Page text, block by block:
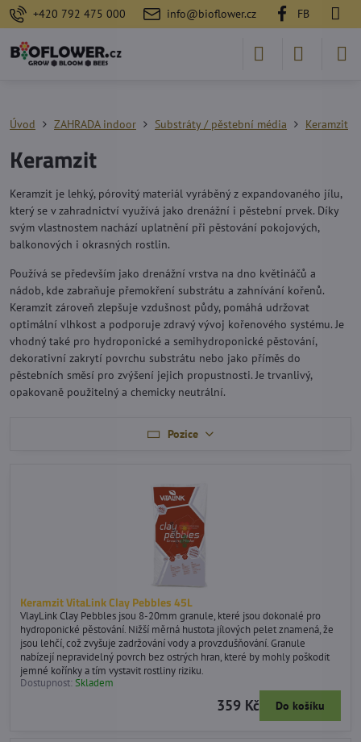
+420 792 475 000 info@bioflower.cz FB
Úvod ZAHRADA indoor Substráty / pěstební média Keramzit
Keramzit
Keramzit je lehký, pórovitý materiál vyráběný z expandovaného jílu,
který se v zahradnictví využívá jako drenážní i pěstební prvek. Díky
svým vlastnostem nachází uplatnění při pěstování pokojových,
balkonových i okrasných rostlin.
Používá se především jako drenážní vrstva na dno květináčů a
nádob, kde zabraňuje přemokření substrátu a zahnívání kořenů.
Keramzit zároveň zlepšuje vzdušnost půdy, pomáhá udržovat
optimální vlhkost a podporuje zdravý vývoj kořenového systému. Je
vhodný také pro hydroponické a semihydroponické pěstování,
dekorativní zakrytí povrchu substrátu nebo jako příměs do
pěstebních směsí pro zvýšení jejich propustnosti. Je trvanlivý,
opakovaně použitelný a chemicky neutrální.
Pozice
Keramzit VitaLink Clay Pebbles 45L
VlayLink Clay Pebbles jsou 8-20mm granule, které jsou dokonalé pro
hydroponické pěstování. Nižší měrná hustota jílových pelet znamená, že
jsou lehčí, což zvyšuje zadržování vody a provzdušňování. Granule
nabízejí nepravidelný povrch bez ostrých hran, které by mohly poškodit
jemné kořínky a tím vystavit rostliny riziku.
Dostupnost:Skladem
359 Kč Do košíku